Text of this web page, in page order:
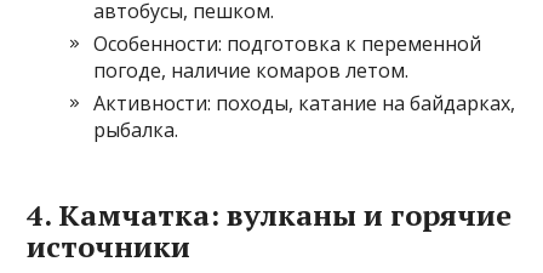
автобусы, пешком.
Особенности: подготовка к переменной
погоде, наличие комаров летом.
Активности: походы, катание на байдарках,
рыбалка.
4. Камчатка: вулканы и горячие
источники